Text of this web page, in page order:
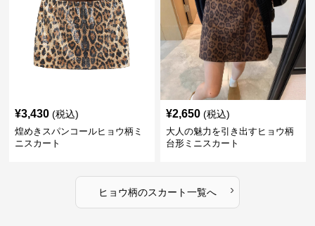
¥3,430 (税込)
煌めきスパンコールヒョウ柄ミ
ニスカート
¥2,650 (税込)
大人の魅力を引き出すヒョウ柄
台形ミニスカート
ヒョウ柄のスカート一覧へ ›